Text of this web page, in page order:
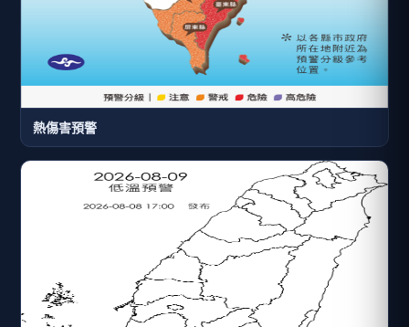
熱傷害預警